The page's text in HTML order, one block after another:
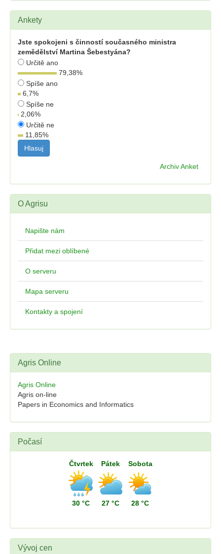
Ankety
Jste spokojeni s činností současného ministra
zemědělství Martina Šebestyána?
Určitě ano
79,38%
Spíše ano
6,7%
Spíše ne
2,06%
Určitě ne
11,85%
Archiv Anket
O Agrisu
Napište nám
Přidat mezi oblíbené
O serveru
Mapa serveru
Kontakty a spojení
Agris Online
Agris Online
Agris on-line
Papers in Economics and Informatics
Počasí
Čtvrtek
30 °C
Pátek
27 °C
Sobota
28 °C
Vývoj cen